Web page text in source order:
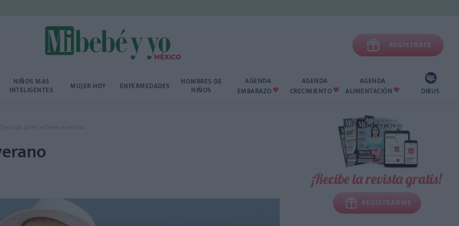
 REGÍSTRATE
NIÑOS MÁS
INTELIGENTES MUJER HOY ENFERMEDADES NOMBRES DE
NIÑOS
AGENDA
EMBARAZO 
AGENDA
CRECIMIENTO 
AGENDA
ALIMENTACIÓN  DIBUS
¡Recibe la revista gratis!
REGISTRARME